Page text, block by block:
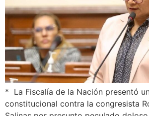
* La Fiscalía de la Nación presentó
constitucional contra la congresista